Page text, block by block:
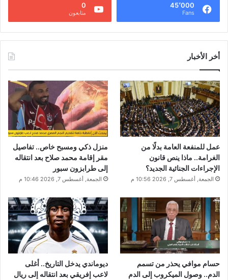
45٬000
Fans
0
متابعون
أخر الأخبار
عمل للمنفعة العامة بدلًا من
الغرامة.. ماذا ينص قانون
الإجراءات الجنائية الجديد؟
الجمعة, أغسطس 7, 2026 10:56 م
منزل ذكي ومسبح خاص.. تفاصيل
مقر إقامة محمد صلاح بعد انتقاله
إلى طرابزون سبور
الجمعة, أغسطس 7, 2026 10:46 م
حسام موافي يحذر من تسمم
الدم.. وصول الميكروب إلى الدم
ديوماندي يدخل التاريخ.. أغلى
لاعب إفريقي بعد انتقاله إلى ريال